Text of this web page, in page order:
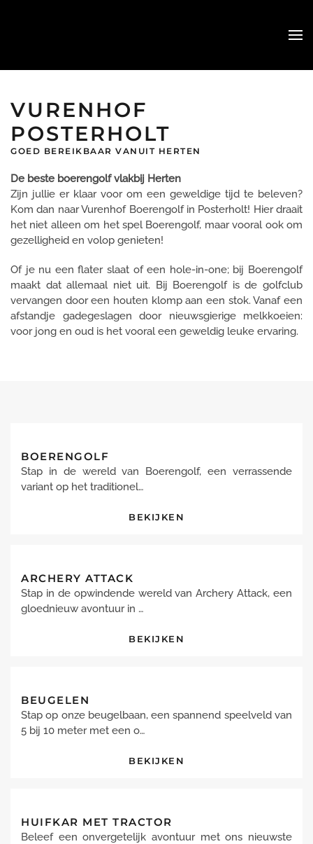
main
VURENHOF
POSTERHOLT
GOED BEREIKBAAR VANUIT HERTEN
De beste boerengolf vlakbij Herten
Zijn jullie er klaar voor om een geweldige tijd te beleven?
Kom dan naar Vurenhof Boerengolf in Posterholt! Hier draait
het niet alleen om het spel Boerengolf, maar vooral ook om
gezelligheid en volop genieten!
Of je nu een flater slaat of een hole-in-one; bij Boerengolf
maakt dat allemaal niet uit. Bij Boerengolf is de golfclub
vervangen door een houten klomp aan een stok. Vanaf een
afstandje gadegeslagen door nieuwsgierige melkkoeien:
voor jong en oud is het vooral een geweldig leuke ervaring.
BOERENGOLF
Stap in de wereld van Boerengolf, een verrassende
variant op het traditionel…
BEKIJKEN
ARCHERY ATTACK
Stap in de opwindende wereld van Archery Attack, een
gloednieuw avontuur in …
BEKIJKEN
BEUGELEN
Stap op onze beugelbaan, een spannend speelveld van
5 bij 10 meter met een o…
BEKIJKEN
HUIFKAR MET TRACTOR
Beleef een onvergetelijk avontuur met ons nieuwste